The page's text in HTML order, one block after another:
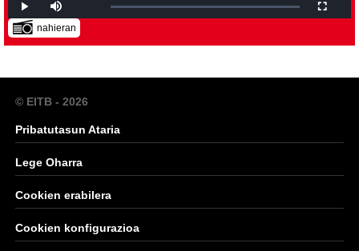
nahieran
© EITB - 2026
Pribatutasun Ataria
Lege Oharra
Cookien erabilera
Cookien konfigurazioa